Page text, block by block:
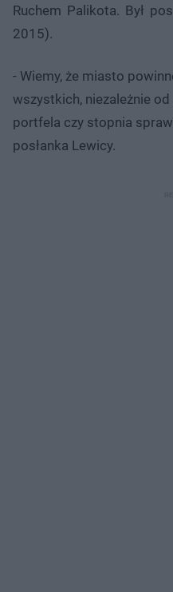
Ruchem Palikota. Był
2015).
- Wiemy, że miasto
wszystkich, niezależnie
portfela czy stopnia
posłanka Lewicy.